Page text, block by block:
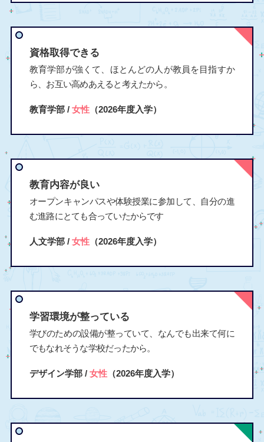
資格取得できる
教育学部が強くて、ほとんどの人が教員を目指すか
ら、お互い高めあえると考えたから。
教育学部 / 女性（2026年度入学）
教育内容が良い
オープンキャンパスや体験授業に参加して、自分の進
む進路にとても合っていたからです
人文学部 / 女性（2026年度入学）
学習環境が整っている
学びのための設備が整っていて、なんでも出来て何に
でもなれそうな学校だったから。
デザイン学部 / 女性（2026年度入学）